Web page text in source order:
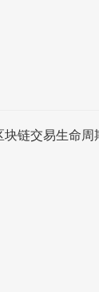
链交易生命周